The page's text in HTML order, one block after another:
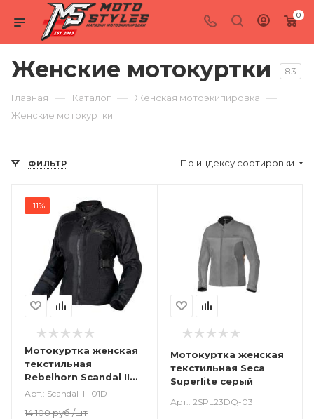
0
Женские мотокуртки 83
Главная — Каталог — Женская мотоэкипировка —
Женские мотокуртки
ФИЛЬТР По индексу сортировки
-11%
Мотокуртка женская
текстильная
Rebelhorn Scandal II
черный
Арт.: Scandal_II_01D
14 100руб./шт
Мотокуртка женская
текстильная Seca
Superlite серый
Арт.: 2SPL23DQ-03